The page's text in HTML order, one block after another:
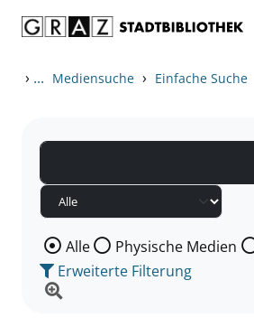
› ... Mediensuche › Einfache Suche
Wählen Sie die Medienart
Alle Physische Medien
Erweiterte Filterung